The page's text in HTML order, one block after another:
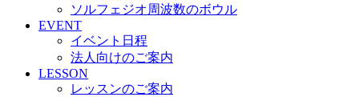
ソルフェジオ周波数のボウル
EVENT
イベント日程
法人向けのご案内
LESSON
レッスンのご案内